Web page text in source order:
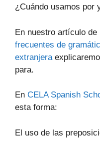
¿Cuándo usamos por
En nuestro artículo de
frecuentes de
extranjera
para.
En CELA Spanish
esta forma:
El uso de las